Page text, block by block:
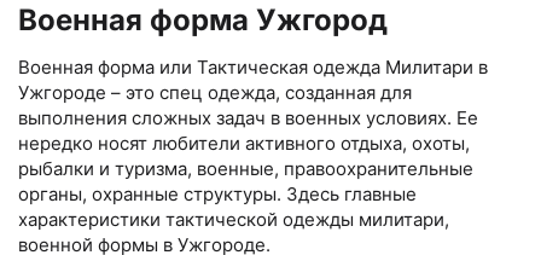
Военная форма Ужгород
Военная форма или Тактическая одежда Милитари в
Ужгороде – это спец одежда, созданная для
выполнения сложных задач в военных условиях. Ее
нередко носят любители активного отдыха, охоты,
рыбалки и туризма, военные, правоохранительные
органы, охранные структуры. Здесь главные
характеристики тактической одежды милитари,
военной формы в Ужгороде.